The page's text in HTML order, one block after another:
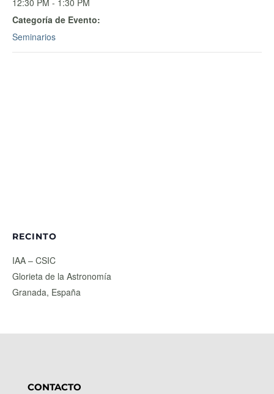
12:30 PM - 1:30 PM
Categoría de Evento:
Seminarios
RECINTO
IAA – CSIC
Glorieta de la Astronomía
Granada, España
CONTACTO